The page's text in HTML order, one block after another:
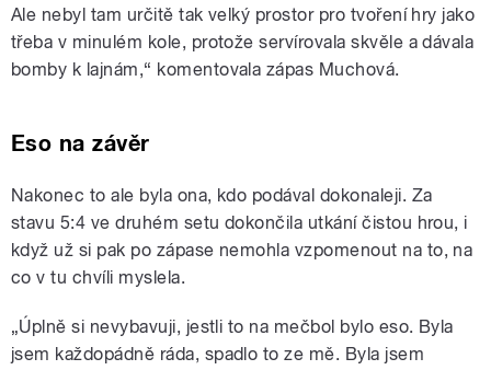
Ale nebyl tam určitě tak velký prostor pro tvoření hry jako
třeba v minulém kole, protože servírovala skvěle a dávala
bomby k lajnám,“ komentovala zápas Muchová.
Eso na závěr
Nakonec to ale byla ona, kdo podával dokonaleji. Za
stavu 5:4 ve druhém setu dokončila utkání čistou hrou, i
když už si pak po zápase nemohla vzpomenout na to, na
co v tu chvíli myslela.
„Úplně si nevybavuji, jestli to na mečbol bylo eso. Byla
jsem každopádně ráda, spadlo to ze mě. Byla jsem